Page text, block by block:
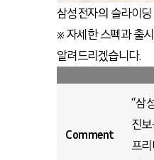
삼성전자의 슬라이
※ 자세한 스펙과 출
알려드리겠습니다.
Comment
“삼
진
프